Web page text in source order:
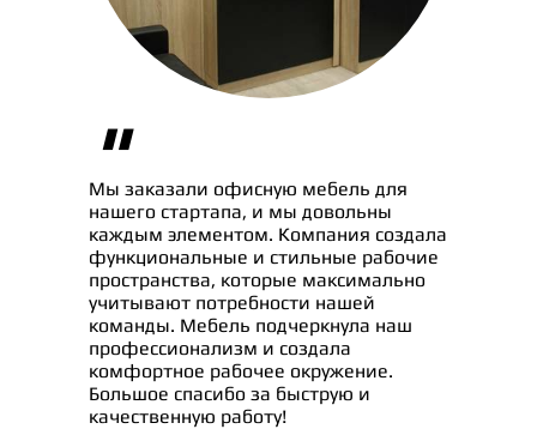
"
Мы заказали офисную мебель для
нашего стартапа, и мы довольны
каждым элементом. Компания создала
функциональные и стильные рабочие
пространства, которые максимально
учитывают потребности нашей
команды. Мебель подчеркнула наш
профессионализм и создала
комфортное рабочее окружение.
Большое спасибо за быструю и
качественную работу!